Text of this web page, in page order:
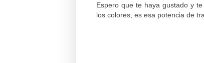
Espero que te haya gustado y
los colores, es esa potencia de